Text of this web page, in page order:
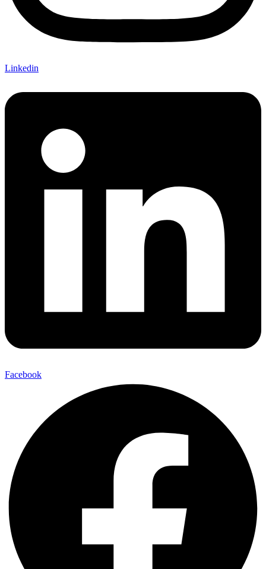
Linkedin
Facebook